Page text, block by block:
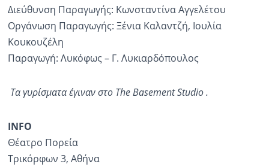
Διεύθυνση Παραγωγής: Κωνσταντίνα Αγγελέτου
Οργάνωση Παραγωγής: Ξένια Καλαντζή, Ιουλία
Κουκουζέλη
Παραγωγή: Λυκόφως – Γ. Λυκιαρδόπουλος
Τα γυρίσματα έγιναν στο The Basement Studio .
INFO
Θέατρο Πορεία
Τρικόρφων 3, Αθήνα